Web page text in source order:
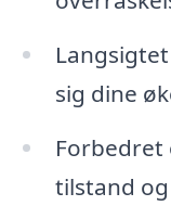
sig dine
Forbedret
tilstand